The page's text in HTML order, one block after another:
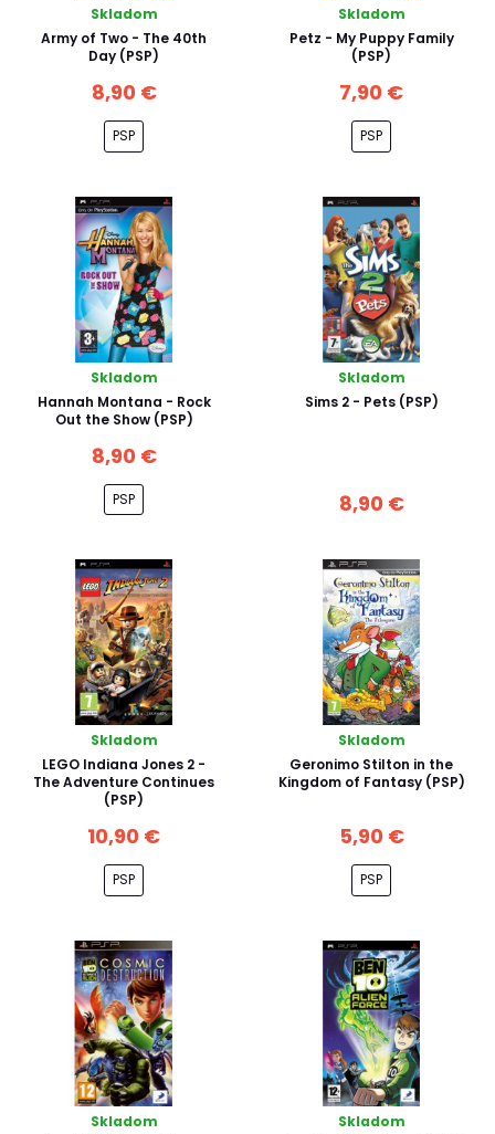
Skladom
Army of Two - The 40th
Day (PSP)
8,90 €
PSP
Skladom
Petz - My Puppy Family
(PSP)
7,90 €
PSP
Skladom
Hannah Montana - Rock
Out the Show (PSP)
8,90 €
PSP
Skladom
Sims 2 - Pets (PSP)
8,90 €
Skladom
LEGO Indiana Jones 2 -
The Adventure Continues
(PSP)
10,90 €
PSP
Skladom
Geronimo Stilton in the
Kingdom of Fantasy (PSP)
5,90 €
PSP
Skladom
Skladom